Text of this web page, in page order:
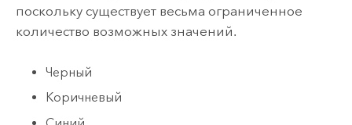
поскольку существует весьма ограниченное
количество возможных значений.
Черный
Коричневый